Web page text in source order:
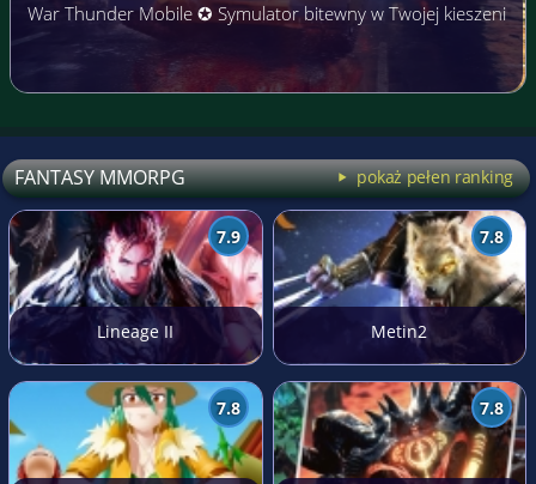
War Thunder Mobile ✪ Symulator bitewny w Twojej kieszeni
FANTASY MMORPG pokaż pełen ranking
7.9
Lineage II
7.8
Metin2
7.8 7.8